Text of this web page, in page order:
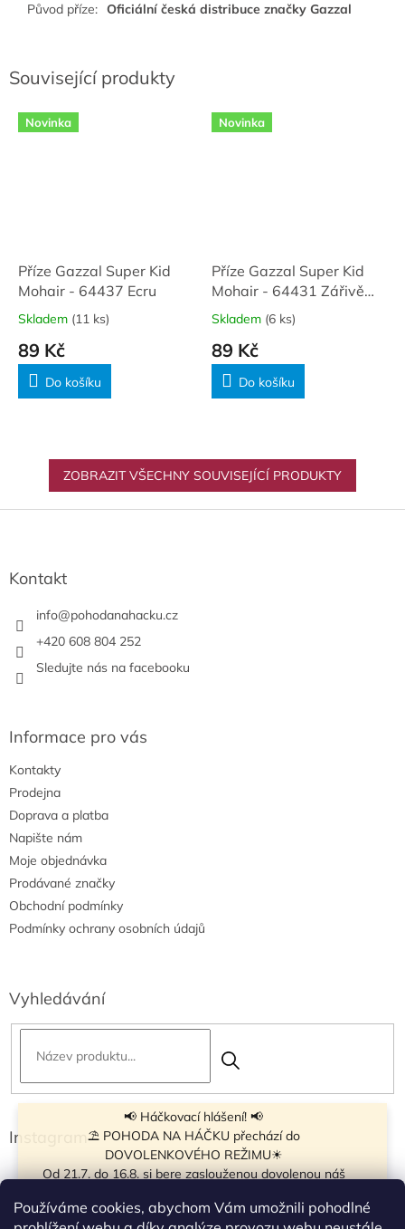
Používáme cookies, abychom Vám umožnili pohodlné
📢 Háčkovací hlášení! 📢
⛱ POHODA NA HÁČKU přechází do
DOVOLENKOVÉHO REŽIMU☀
Od 21.7. do 16.8. si bere zaslouženou dovolenou náš
krátkou pauzu.
Související produkty
Novinka
Příze Gazzal Super Kid
Mohair - 64437 Ecru
Skladem (11 ks)
89 Kč
Do košíku
Novinka
Příze Gazzal Super Kid
Mohair - 64431 Zářivě
žlutá
Skladem (6 ks)
89 Kč
Do košíku
ZOBRAZIT VŠECHNY SOUVISEJÍCÍ PRODUKTY
Původ příze: Oficiální česká distribuce značky Gazzal
Kontakt
info@pohodanahacku.cz
+420 608 804 252
Sledujte nás na facebooku
Informace pro vás
Kontakty
Prodejna
Doprava a platba
Napište nám
Moje objednávka
Prodávané značky
Obchodní podmínky
Podmínky ochrany osobních údajů
Vyhledávání
Instagram